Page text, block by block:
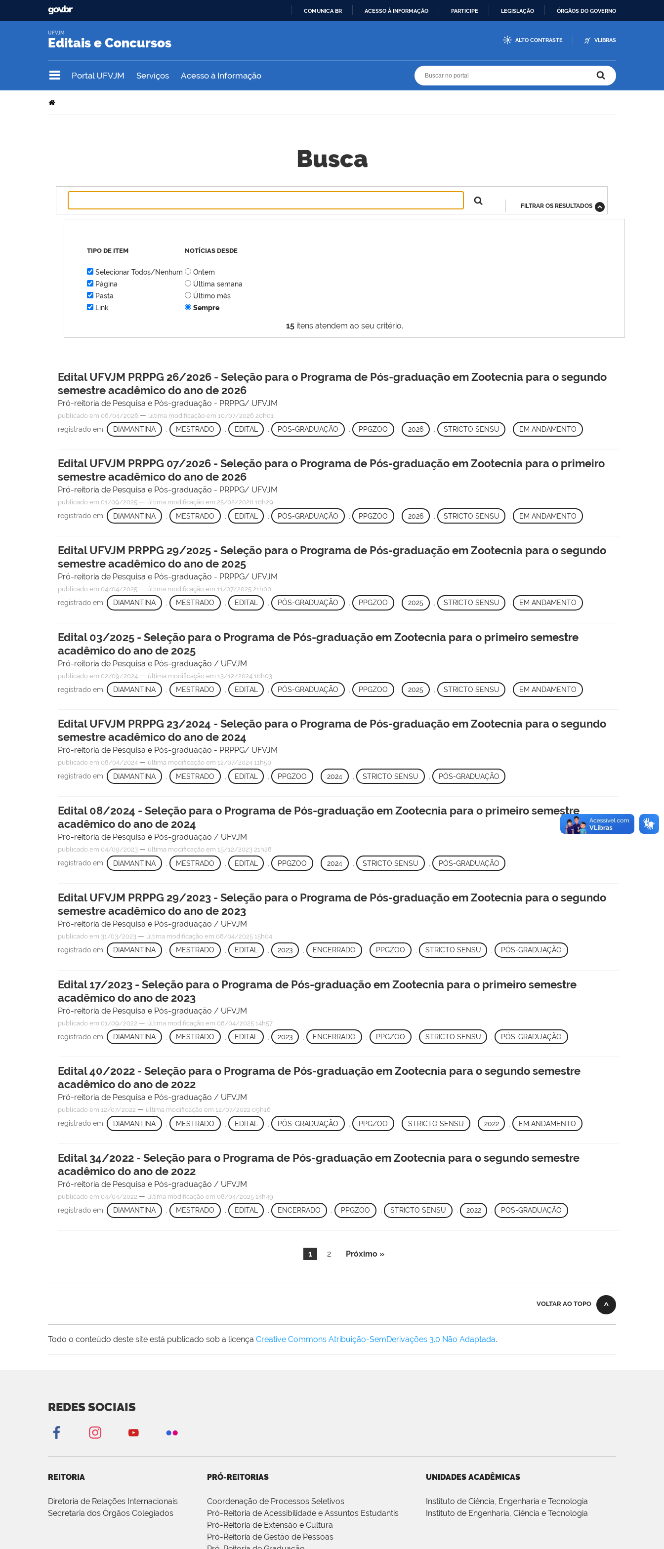
COMUNICA BR ACESSO À INFORMAÇÃO PARTICIPE LEGISLAÇÃO ÓRGÃOS DO GOVERNO
Editais e Concursos
UFVJM
ALTO CONTRASTE VLIBRAS
Portal UFVJM Serviços Acesso à Informação
Busca
15itens atendem ao seu critério.
FILTRAR OS RESULTADOS
TIPO DE ITEM
Selecionar Todos/Nenhum
Página
Pasta
Link
NOTÍCIAS DESDE
Ontem
Última semana
Último mês
Sempre
Edital UFVJM PRPPG 26/2026 - Seleção para o Programa de Pós-graduação em Zootecnia para o segundo
semestre acadêmico do ano de 2026
Pró-reitoria de Pesquisa e Pós-graduação - PRPPG/ UFVJM
publicado em 06/04/2026 — última modificação em 10/07/2026 20h01
registrado em: DIAMANTINA MESTRADO EDITAL , PÓS-GRADUAÇÃO , PPGZOO 2026 STRICTO SENSU , EM ANDAMENTO
Edital UFVJM PRPPG 07/2026 - Seleção para o Programa de Pós-graduação em Zootecnia para o primeiro
semestre acadêmico do ano de 2026
Pró-reitoria de Pesquisa e Pós-graduação - PRPPG/ UFVJM
publicado em 01/09/2025 — última modificação em 25/02/2026 16h29
registrado em: DIAMANTINA MESTRADO EDITAL , PÓS-GRADUAÇÃO , PPGZOO 2026 STRICTO SENSU , EM ANDAMENTO
Edital UFVJM PRPPG 29/2025 - Seleção para o Programa de Pós-graduação em Zootecnia para o segundo
semestre acadêmico do ano de 2025
Pró-reitoria de Pesquisa e Pós-graduação - PRPPG/ UFVJM
publicado em 04/04/2025 — última modificação em 11/07/2025 21h00
registrado em: DIAMANTINA , MESTRADO , EDITAL , PÓS-GRADUAÇÃO , PPGZOO , 2025 , STRICTO SENSU , EM ANDAMENTO
Edital 03/2025 - Seleção para o Programa de Pós-graduação em Zootecnia para o primeiro semestre
acadêmico do ano de 2025
Pró-reitoria de Pesquisa e Pós-graduação / UFVJM
publicado em 02/09/2024 — última modificação em 13/12/2024 16h03
registrado em: DIAMANTINA MESTRADO EDITAL , PÓS-GRADUAÇÃO , PPGZOO 2025 STRICTO SENSU , EM ANDAMENTO
Edital UFVJM PRPPG 23/2024 - Seleção para o Programa de Pós-graduação em Zootecnia para o segundo
semestre acadêmico do ano de 2024
Pró-reitoria de Pesquisa e Pós-graduação - PRPPG/ UFVJM
publicado em 08/04/2024 — última modificação em 12/07/2024 11h50
registrado em: DIAMANTINA MESTRADO EDITAL , PPGZOO , 2024 STRICTO SENSU PÓS-GRADUAÇÃO
Edital 08/2024 - Seleção para o Programa de Pós-graduação em Zootecnia para o primeiro semestre
acadêmico do ano de 2024
Pró-reitoria de Pesquisa e Pós-graduação / UFVJM
publicado em 04/09/2023 — última modificação em 15/12/2023 21h28
registrado em: DIAMANTINA MESTRADO EDITAL , PPGZOO , 2024 STRICTO SENSU PÓS-GRADUAÇÃO
Edital UFVJM PRPPG 29/2023 - Seleção para o Programa de Pós-graduação em Zootecnia para o segundo
semestre acadêmico do ano de 2023
Pró-reitoria de Pesquisa e Pós-graduação / UFVJM
publicado em 31/03/2023 — última modificação em 08/04/2025 15h04
registrado em: DIAMANTINA , MESTRADO , EDITAL , 2023 , ENCERRADO , PPGZOO , STRICTO SENSU , PÓS-GRADUAÇÃO
Edital 17/2023 - Seleção para o Programa de Pós-graduação em Zootecnia para o primeiro semestre
acadêmico do ano de 2023
Pró-reitoria de Pesquisa e Pós-graduação / UFVJM
publicado em 01/09/2022 — última modificação em 08/04/2025 14h57
registrado em: DIAMANTINA MESTRADO EDITAL , 2023 , ENCERRADO PPGZOO STRICTO SENSU , PÓS-GRADUAÇÃO
Edital 40/2022 - Seleção para o Programa de Pós-graduação em Zootecnia para o segundo semestre
acadêmico do ano de 2022
Pró-reitoria de Pesquisa e Pós-graduação / UFVJM
publicado em 12/07/2022 — última modificação em 12/07/2022 09h16
registrado em: DIAMANTINA MESTRADO EDITAL , PÓS-GRADUAÇÃO , PPGZOO STRICTO SENSU 2022 , EM ANDAMENTO
Edital 34/2022 - Seleção para o Programa de Pós-graduação em Zootecnia para o segundo semestre
acadêmico do ano de 2022
Pró-reitoria de Pesquisa e Pós-graduação / UFVJM
publicado em 04/04/2022 — última modificação em 08/04/2025 14h49
registrado em: DIAMANTINA , MESTRADO , EDITAL , ENCERRADO , PPGZOO , STRICTO SENSU , 2022 , PÓS-GRADUAÇÃO
1 2 Próximo »
VOLTAR AO TOPO
Todo o conteúdo deste site está publicado sob a licença Creative Commons Atribuição-SemDerivações 3.0 Não Adaptada.
REDES SOCIAIS
REITORIA
Diretoria de Relações Internacionais
Secretaria dos Órgãos Colegiados
PRÓ-REITORIAS
Coordenação de Processos Seletivos
Pró-Reitoria de Acessibilidade e Assuntos Estudantis
Pró-Reitoria de Extensão e Cultura
Pró-Reitoria de Gestão de Pessoas
UNIDADES ACADÊMICAS
Instituto de Ciência, Engenharia e Tecnologia
Instituto de Engenharia, Ciência e Tecnologia